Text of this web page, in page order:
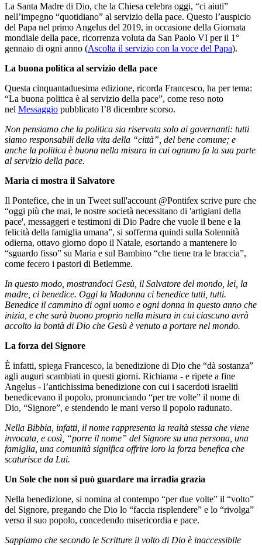
La Santa Madre di Dio, che la Chiesa celebra oggi, “ci aiuti”
nell’impegno “quotidiano” al servizio della pace. Questo l’auspicio
del Papa nel primo Angelus del 2019, in occasione della Giornata
mondiale della pace, ricorrenza voluta da San Paolo VI per il 1°
gennaio di ogni anno (Ascolta il servizio con la voce del Papa).
La buona politica al servizio della pace
Questa cinquantaduesima edizione, ricorda Francesco, ha per tema:
“La buona politica è al servizio della pace”, come reso noto
nel Messaggio pubblicato l’8 dicembre scorso.
Non pensiamo che la politica sia riservata solo ai governanti: tutti
siamo responsabili della vita della “città”, del bene comune; e
anche la politica è buona nella misura in cui ognuno fa la sua parte
al servizio della pace.
Maria ci mostra il Salvatore
Il Pontefice, che in un Tweet sull'account @Pontifex scrive pure che
“oggi più che mai, le nostre società necessitano di 'artigiani della
pace', messaggeri e testimoni di Dio Padre che vuole il bene e la
felicità della famiglia umana”, si sofferma quindi sulla Solennità
odierna, ottavo giorno dopo il Natale, esortando a mantenere lo
“sguardo fisso” su Maria e sul Bambino “che tiene tra le braccia”,
come fecero i pastori di Betlemme.
In questo modo, mostrandoci Gesù, il Salvatore del mondo, lei, la
madre, ci benedice. Oggi la Madonna ci benedice tutti, tutti.
Benedice il cammino di ogni uomo e ogni donna in questo anno che
inizia, e che sarà buono proprio nella misura in cui ciascuno avrà
accolto la bontà di Dio che Gesù è venuto a portare nel mondo.
La forza del Signore
È infatti, spiega Francesco, la benedizione di Dio che “dà sostanza”
agli auguri scambiati in questi giorni. Richiama - e ripete a fine
Angelus - l’antichissima benedizione con cui i sacerdoti israeliti
benedicevano il popolo, pronunciando “per tre volte” il nome di
Dio, “Signore”, e stendendo le mani verso il popolo radunato.
Nella Bibbia, infatti, il nome rappresenta la realtà stessa che viene
invocata, e così, “porre il nome” del Signore su una persona, una
famiglia, una comunità significa offrire loro la forza benefica che
scaturisce da Lui.
Un Sole che non si può guardare ma irradia grazia
Nella benedizione, si nomina al contempo “per due volte” il “volto”
del Signore, pregando che Dio lo “faccia risplendere” e lo “rivolga”
verso il suo popolo, concedendo misericordia e pace.
Sappiamo che secondo le Scritture il volto di Dio è inaccessibile